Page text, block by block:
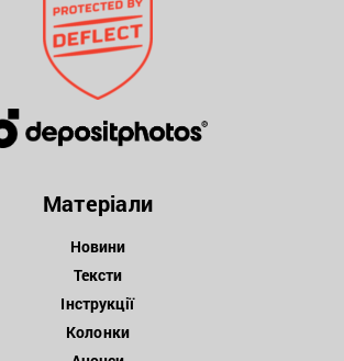
Матеріали
Новини
Тексти
Інструкції
Колонки